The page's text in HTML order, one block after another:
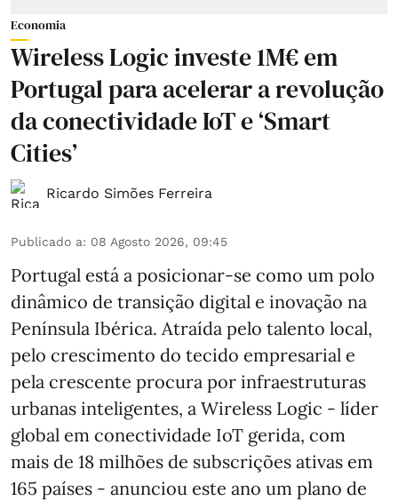
Economia
Wireless Logic investe 1M€ em
Portugal para acelerar a revolução
da conectividade IoT e ‘Smart
Cities’
Ricardo Simões Ferreira
Publicado a: 08 Agosto 2026, 09:45
Portugal está a posicionar-se como um polo
dinâmico de transição digital e inovação na
Península Ibérica. Atraída pelo talento local,
pelo crescimento do tecido empresarial e
pela crescente procura por infraestruturas
urbanas inteligentes, a Wireless Logic - líder
global em conectividade IoT gerida, com
mais de 18 milhões de subscrições ativas em
165 países - anunciou este ano um plano de